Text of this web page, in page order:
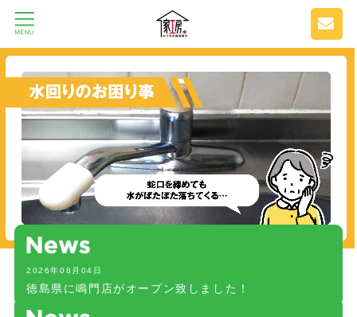
2026年08月04日
徳島県に鳴門店がオープン致しました！